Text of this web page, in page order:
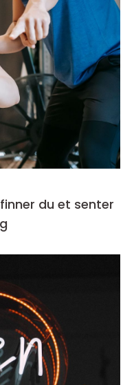
du et senter